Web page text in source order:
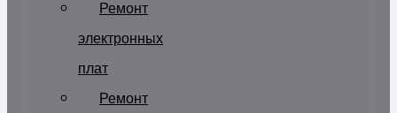
Ремонт
электронных
плат
Ремонт